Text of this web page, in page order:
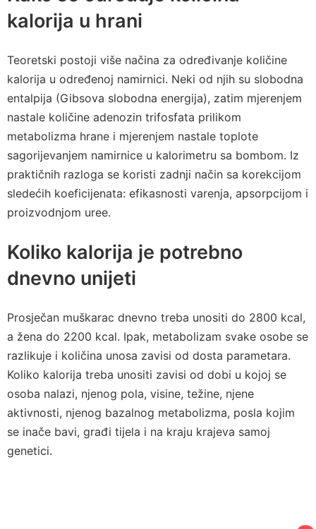
kalorija u hrani
Teoretski postoji više načina za određivanje količine
kalorija u određenoj namirnici. Neki od njih su slobodna
entalpija (Gibsova slobodna energija), zatim mjerenjem
nastale količine adenozin trifosfata prilikom
metabolizma hrane i mjerenjem nastale toplote
sagorijevanjem namirnice u kalorimetru sa bombom. Iz
praktičnih razloga se koristi zadnji način sa korekcijom
sledećih koeficijenata: efikasnosti varenja, apsorpcijom i
proizvodnjom uree.
Koliko kalorija je potrebno
dnevno unijeti
Prosječan muškarac dnevno treba unositi do 2800 kcal,
a žena do 2200 kcal. Ipak, metabolizam svake osobe se
razlikuje i količina unosa zavisi od dosta parametara.
Koliko kalorija treba unositi zavisi od dobi u kojoj se
osoba nalazi, njenog pola, visine, težine, njene
aktivnosti, njenog bazalnog metabolizma, posla kojim
se inače bavi, građi tijela i na kraju krajeva samoj
genetici.